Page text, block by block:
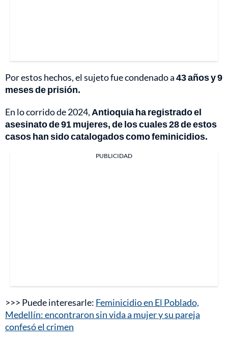
Por estos hechos, el sujeto fue condenado a43 años y 9
meses de prisión.
En lo corrido de 2024, Antioquia ha registrado el
asesinato de 91 mujeres, de los cuales 28 de estos
casos han sido catalogados como feminicidios.
PUBLICIDAD
>>> Puede interesarle: Feminicidio en El Poblado,
Medellín: encontraron sin vida a mujer y su pareja
confesó el crimen